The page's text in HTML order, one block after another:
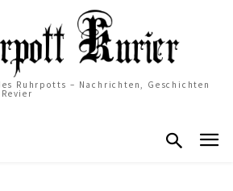
Ruhrpotts – Nachrichten, Geschichten